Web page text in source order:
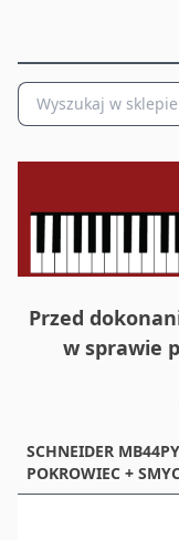
Przed
w sprawie
SCHNEIDER
POKROWIEC +